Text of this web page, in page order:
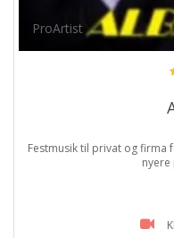
ProArtist
Festmusik til privat og firma